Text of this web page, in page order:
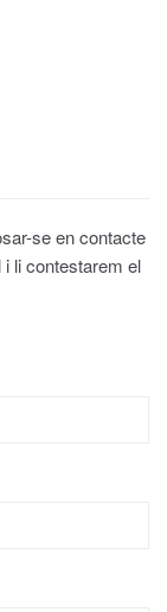
se en contacte
li contestarem el